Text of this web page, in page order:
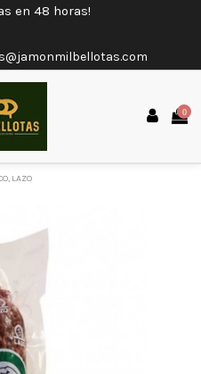
en 48 horas!
0
LAZO